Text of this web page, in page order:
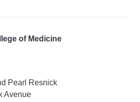
of Medicine
Pearl Resnick
Avenue